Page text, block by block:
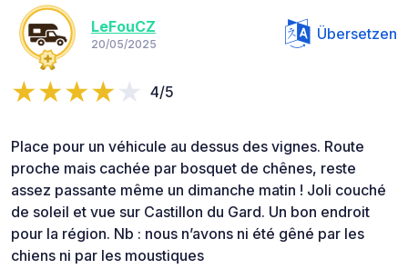
LeFouCZ
20/05/2025
Übersetzen
4/5
Place pour un véhicule au dessus des vignes. Route
proche mais cachée par bosquet de chênes, reste
assez passante même un dimanche matin ! Joli couché
de soleil et vue sur Castillon du Gard. Un bon endroit
pour la région. Nb : nous n’avons ni été gêné par les
chiens ni par les moustiques